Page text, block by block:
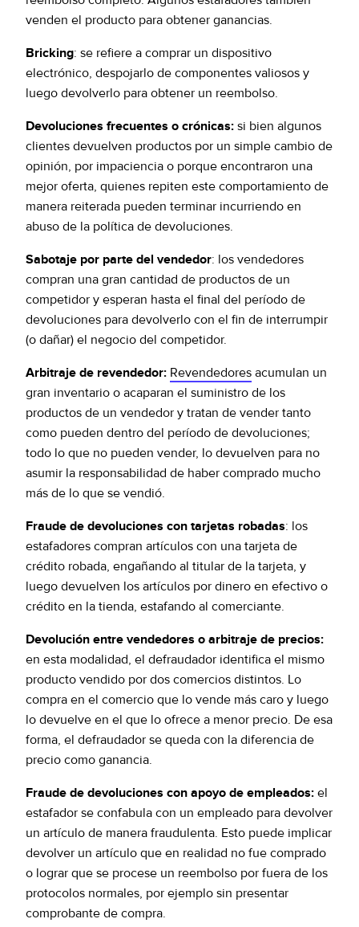
venden el producto para obtener ganancias.
Bricking: se refiere a comprar un dispositivo
electrónico, despojarlo de componentes valiosos y
luego devolverlo para obtener un reembolso.
Devoluciones frecuentes o crónicas: si bien algunos
clientes devuelven productos por un simple cambio de
opinión, por impaciencia o porque encontraron una
mejor oferta, quienes repiten este comportamiento de
manera reiterada pueden terminar incurriendo en
abuso de la política de devoluciones.
Sabotaje por parte del vendedor: los vendedores
compran una gran cantidad de productos de un
competidor y esperan hasta el final del período de
devoluciones para devolverlo con el fin de interrumpir
(o dañar) el negocio del competidor.
Arbitraje de revendedor: Revendedores acumulan un
gran inventario o acaparan el suministro de los
productos de un vendedor y tratan de vender tanto
como pueden dentro del período de devoluciones;
todo lo que no pueden vender, lo devuelven para no
asumir la responsabilidad de haber comprado mucho
más de lo que se vendió.
Fraude de devoluciones con tarjetas robadas: los
estafadores compran artículos con una tarjeta de
crédito robada, engañando al titular de la tarjeta, y
luego devuelven los artículos por dinero en efectivo o
crédito en la tienda, estafando al comerciante.
Devolución entre vendedores o arbitraje de precios:
en esta modalidad, el defraudador identifica el mismo
producto vendido por dos comercios distintos. Lo
compra en el comercio que lo vende más caro y luego
lo devuelve en el que lo ofrece a menor precio. De esa
forma, el defraudador se queda con la diferencia de
precio como ganancia.
Fraude de devoluciones con apoyo de empleados: el
estafador se confabula con un empleado para devolver
un artículo de manera fraudulenta. Esto puede implicar
devolver un artículo que en realidad no fue comprado
o lograr que se procese un reembolso por fuera de los
protocolos normales, por ejemplo sin presentar
comprobante de compra.